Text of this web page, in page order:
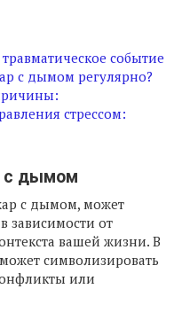
событие
с дымом регулярно?
стрессом:
с дымом
с дымом, может
зависимости от
вашей жизни. В
символизировать
или